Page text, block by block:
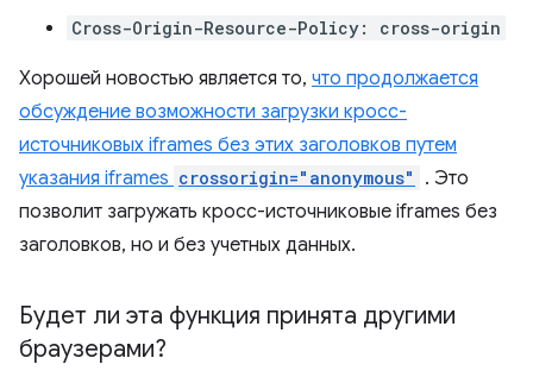
Cross-Origin-Resource-Policy: cross-origin
Хорошей новостью является то, что продолжается
обсуждение возможности загрузки кросс-
источниковых iframes без этих заголовков путем
указания iframes crossorigin="anonymous"
. Это
позволит загружать кросс-источниковые iframes без
заголовков, но и без учетных данных.
Будет ли эта функция принята другими
браузерами?